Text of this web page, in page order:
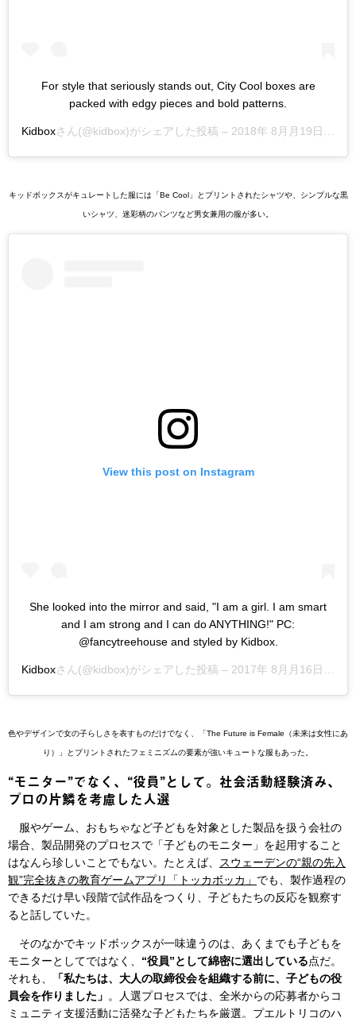
For style that seriously stands out, City Cool boxes are
packed with edgy pieces and bold patterns.
Kidboxさん(@kidbox)がシェアした投稿 – 2018年 8月月19日午後5時15分PDT
キッドボックスがキュレートした服には「Be Cool」とプリントされたシャツや、シンプルな黒
いシャツ、迷彩柄のパンツなど男女兼用の服が多い。
View this post on Instagram
She looked into the mirror and said, "I am a girl. I am smart
and I am strong and I can do ANYTHING!" PC:
@fancytreehouse and styled by Kidbox.
Kidboxさん(@kidbox)がシェアした投稿 – 2017年 8月月16日午前7時06分PDT
色やデザインで女の子らしさを表すものだけでなく、「The Future is Female（未来は女性にあ
り）」とプリントされたフェミニズムの要素が強いキュートな服もあった。
“モニター”でなく、“役員”として。社会活動経験済み、
プロの片鱗を考慮した人選
服やゲーム、おもちゃなど子どもを対象とした製品を扱う会社の
場合、製品開発のプロセスで「子どものモニター」を起用すること
はなんら珍しいことでもない。たとえば、
スウェーデンの“親の先入
観”完全抜きの教育ゲームアプリ「トッカボッカ」 でも、製作過程の
できるだけ早い段階で試作品をつくり、子どもたちの反応を観察す
ると話していた。
そのなかでキッドボックスが一味違うのは、あくまでも子どもを
モニターとしてではなく、 “役員”として綿密に選出している点だ。
それも、
「私たちは、大人の取締役会を組織する前に、子どもの役
員会を作りました」 。人選プロセスでは、全米からの応募者からコ
ミュニティ支援活動に活発な子どもたちを厳選。プエルトリコのハ